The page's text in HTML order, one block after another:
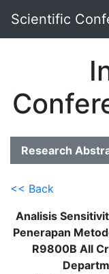
Scientific
Research
<< Back
Analisis
Penerapan
R9800B All